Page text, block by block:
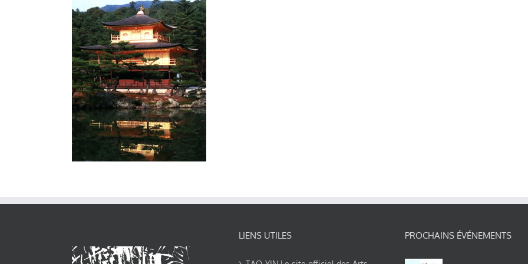
LIENS UTILES PROCHAINS ÉVÉNEMENTS